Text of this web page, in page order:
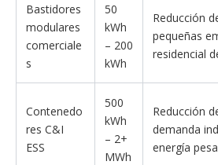
Bastidores
modulares
comerciale
s
50
kWh
– 200
kWh
Reducción
pequeñas
residencial
Contenedo
res C&I
ESS
500
kWh
– 2+
MWh
Reducción
demanda
energía